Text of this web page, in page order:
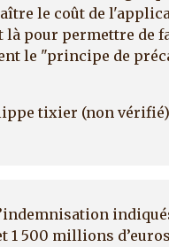
le coût de
là pour permettre de
le "principe de
tixier (non vérifié)
1 500 millions